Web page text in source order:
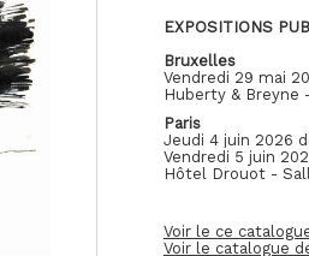
EXPOSITIONS
Bruxelles
Vendredi 29 mai
Huberty & Breyne
Paris
Jeudi 4 juin 2026
Vendredi 5 juin
Hôtel Drouot -
Voir le ce
Voir le catalogue